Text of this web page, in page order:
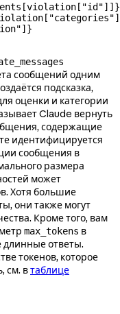
"id"]] }
"categories"
] }
сообщений одним
подсказка,
оценки и категории
Claude вернуть
содержащие
идентифицируется
сообщения в
размера
может
Хотя большие
они также могут
Кроме того, вам
max_tokens в
длинные ответы.
токенов, которое
см. втаблице